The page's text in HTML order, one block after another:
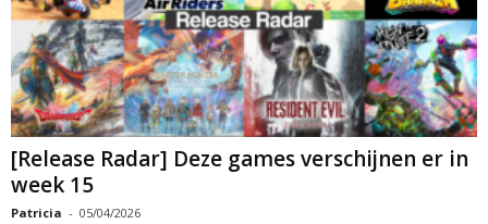
[Release Radar] Deze games verschijnen er in
week 15
Patricia - 05/04/2026